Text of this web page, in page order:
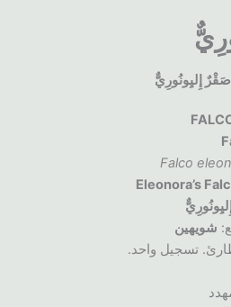
صَقْرٌ إِليِونُورِيٌّ
Falco
Eleonora’s
شويهين
تسجيل واحد.